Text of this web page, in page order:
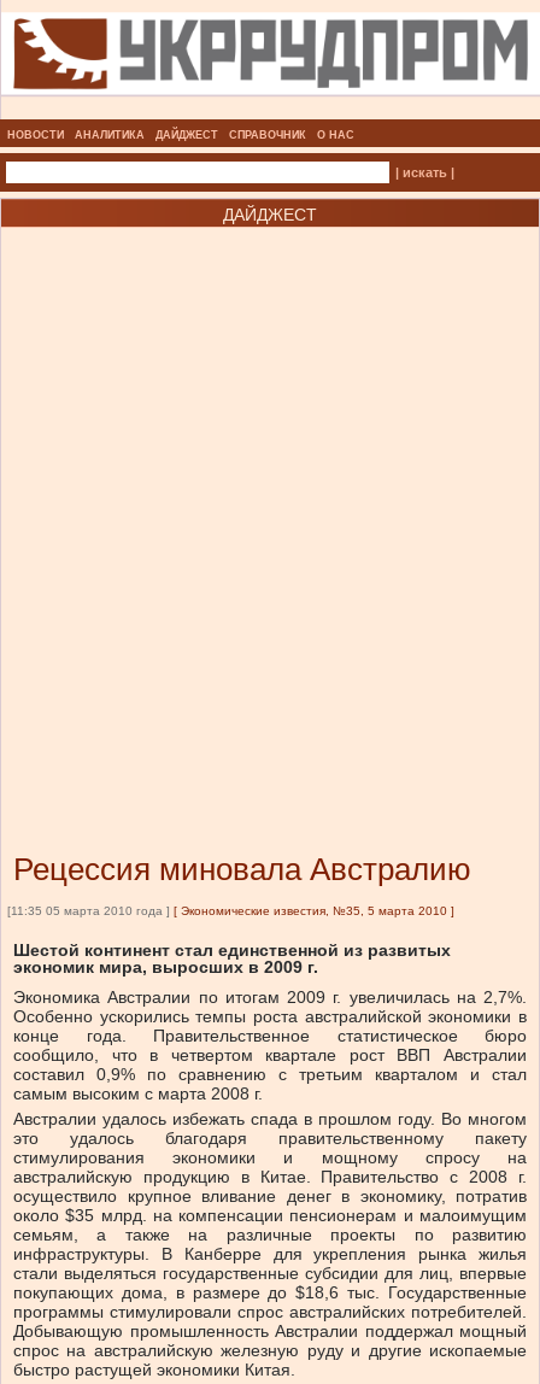
НОВОСТИ АНАЛИТИКА ДАЙДЖЕСТ СПРАВОЧНИК О НАС
| искать |
ДАЙДЖЕСТ
Рецессия миновала Австралию
[11:35 05 марта 2010 года ] [ Экономические известия, №35, 5 марта 2010 ]
Шестой континент стал единственной из развитых
экономик мира, выросших в 2009 г.
Экономика Австралии по итогам 2009 г. увеличилась на 2,7%.
Особенно ускорились темпы роста австралийской экономики в
конце года. Правительственное статистическое бюро
сообщило, что в четвертом квартале рост ВВП Австралии
составил 0,9% по сравнению с третьим кварталом и стал
самым высоким с марта 2008 г.
Австралии удалось избежать спада в прошлом году. Во многом
это удалось благодаря правительственному пакету
стимулирования экономики и мощному спросу на
австралийскую продукцию в Китае. Правительство с 2008 г.
осуществило крупное вливание денег в экономику, потратив
около $35 млрд. на компенсации пенсионерам и малоимущим
семьям, а также на различные проекты по развитию
инфраструктуры. В Канберре для укрепления рынка жилья
стали выделяться государственные субсидии для лиц, впервые
покупающих дома, в размере до $18,6 тыс. Государственные
программы стимулировали спрос австралийских потребителей.
Добывающую промышленность Австралии поддержал мощный
спрос на австралийскую железную руду и другие ископаемые
быстро растущей экономики Китая.